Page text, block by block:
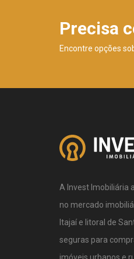
Precisa
Encontre opções
A Invest Imobiliária
no mercado
Itajaí e litoral de
seguras para